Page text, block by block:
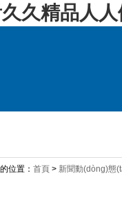
久精品人
位置： 首頁 > 新聞動(dòng)態